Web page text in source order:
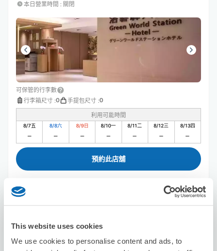
This website uses cookies
We use cookies to personalise content and ads, to
本日營業時間 : 關閉
可保管的行李數
行李箱尺寸 :0 手提包尺寸 :0
利用可能時間
8/7五 8/8六 8/9日 8/10一 8/11二 8/12三 8/13四
預約此店舖
本日營業時間 : 關閉